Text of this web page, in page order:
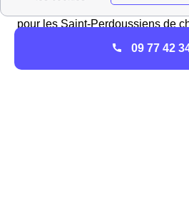
possible de changer de
pour les Saint-Perdoussiens de
d'électricité. Pour en savoir
09 77 42